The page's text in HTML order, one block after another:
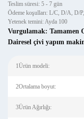
Teslim süresi: 5 - 7 gün
Ödeme koşulları: L/C, D/A, D/
Yetenek temini: Ayda 100
Vurgulamak: Tamamen
Dairesel çivi yapım
1Ürün modeli:
2Ortalama boyut:
3Ürün Ağırlığı: